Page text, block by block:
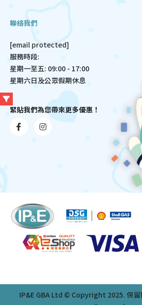
聯絡我們
[email protected]
服務時段:
星期一至五: 09:00 - 17:00
星期六日及公眾假期休息
緊貼我們為您帶來更多優惠！
IP&E GBA Ltd © Copyright 2025. 保